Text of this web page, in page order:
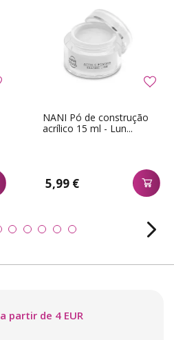
NANI Pó de construção
acrílico 15 ml - Lun...
5,99 €
a partir de 4 EUR